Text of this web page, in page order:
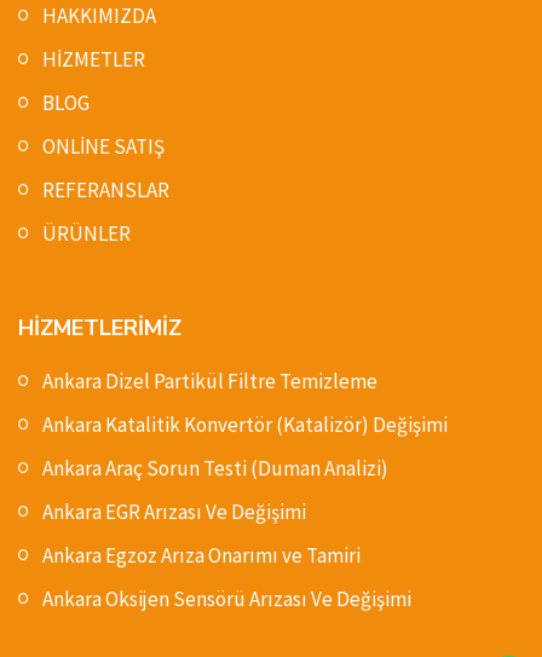
HAKKIMIZDA
HİZMETLER
BLOG
ONLİNE SATIŞ
REFERANSLAR
ÜRÜNLER
HİZMETLERİMİZ
Ankara Dizel Partikül Filtre Temizleme
Ankara Katalitik Konvertör (Katalizör) Değişimi
Ankara Araç Sorun Testi (Duman Analizi)
Ankara EGR Arızası Ve Değişimi
Ankara Egzoz Arıza Onarımı ve Tamiri
Ankara Oksijen Sensörü Arızası Ve Değişimi